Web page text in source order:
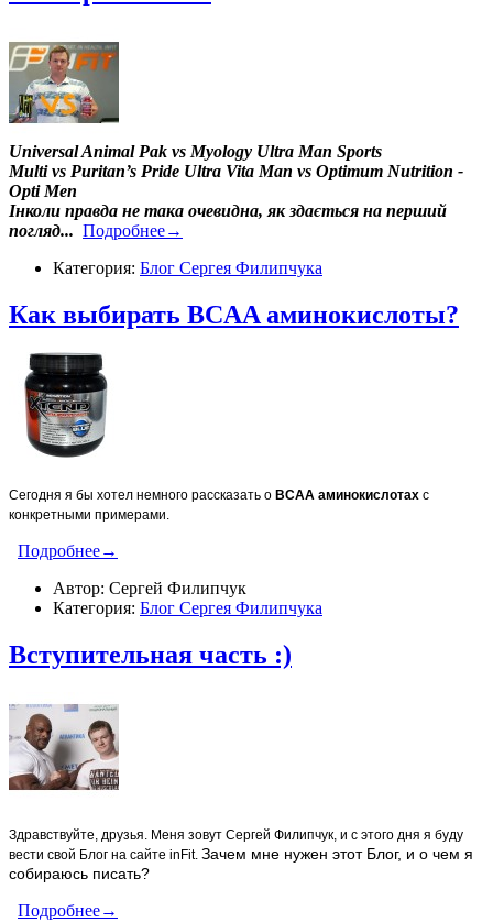
Universal Animal Pak vs Myology Ultra Man Sports
Multi vs Puritan’s Pride Ultra Vita Man vs Optimum Nutrition -
Opti Men
Інколи правда не така очевидна, як здається на перший
погляд... Подробнее→
Категория: Блог Сергея Филипчука
Как выбирать BCAA аминокислоты?
Сегодня я бы хотел немного рассказать о BCAA аминокислотах с
конкретными примерами.
Подробнее→
Автор: Сергей Филипчук
Категория: Блог Сергея Филипчука
Вступительная часть :)
Здравствуйте, друзья. Меня зовут Сергей Филипчук, и с этого дня я буду
вести свой Блог на сайте inFit. Зачем мне нужен этот Блог, и о чем я
собираюсь писать?
Подробнее→